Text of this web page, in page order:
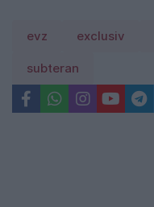
evz exclusiv
subteran